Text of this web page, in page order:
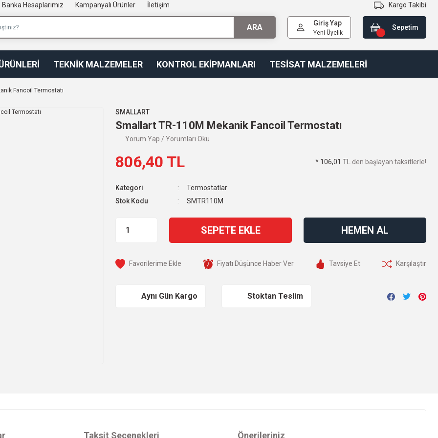
Banka Hesaplarımız Kampanyalı Ürünler İletişim
ARA
Kargo Takibi
Giriş Yap
Yeni Üyelik
Sepetim
TEKNİK MALZEMELER KONTROL EKİPMANLARI TESİSAT MALZEMELERİ
Fancoil Termostatı
SMALLART
Smallart TR-110M Mekanik Fancoil Termostatı
Yorum Yap / Yorumları Oku
806,40 TL * 106,01 TL den başlayan taksitlerle!
Kategori
Termostatlar
Stok Kodu
SMTR110M
SEPETE EKLE HEMEN AL
Fiyatı Düşünce Haber Ver Tavsiye Et Karşılaştır
Aynı Gün Kargo Stoktan Teslim
Taksit Seçenekleri Önerileriniz